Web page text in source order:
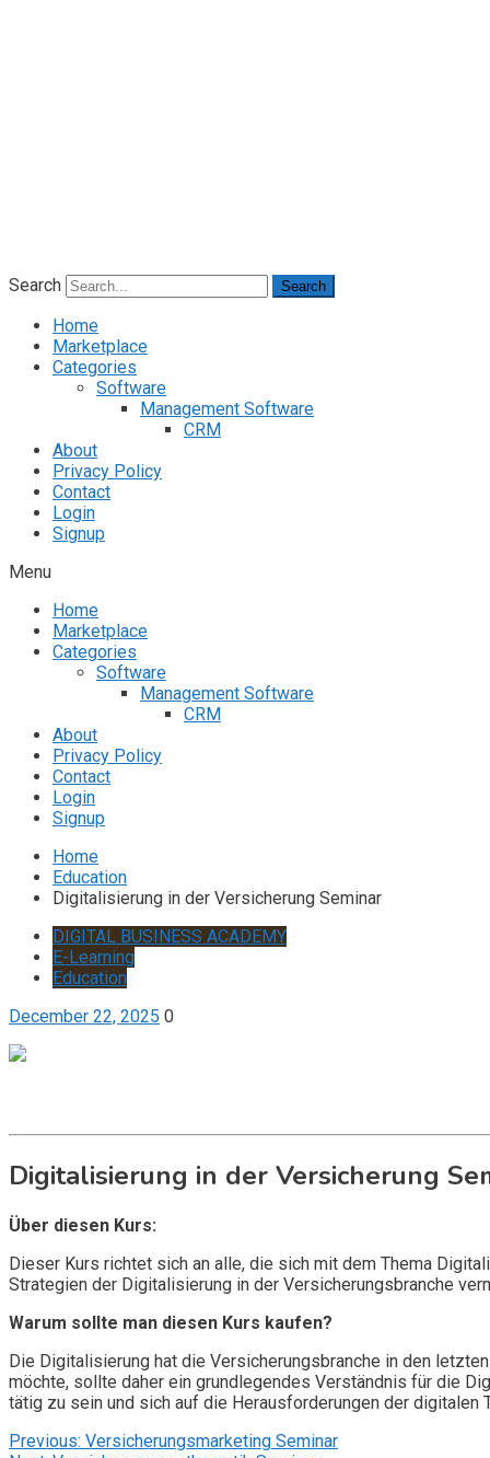
Search Search
Home
Marketplace
Categories
Software
Management Software
CRM
About
Privacy Policy
Contact
Login
Signup
Menu
Home
Marketplace
Categories
Software
Management Software
CRM
About
Privacy Policy
Contact
Login
Signup
Home
Education
Digitalisierung in der Versicherung Seminar
DIGITAL BUSINESS ACADEMY
E-Learning
Education
December 22, 2025 0
Digitalisierung in der Versicherung
Über diesen Kurs:
Dieser Kurs richtet sich an alle, die sich mit dem Thema
Strategien der Digitalisierung in der Versicherungsbranche
Warum sollte man diesen Kurs kaufen?
Die Digitalisierung hat die Versicherungsbranche in den
möchte, sollte daher ein grundlegendes Verständnis für die
tätig zu sein und sich auf die Herausforderungen der digitalen
Post
Previous: Versicherungsmarketing Seminar